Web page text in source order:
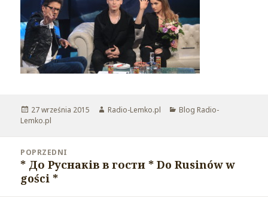
Opublikowano
27 września 2015 Autor
Radio-Lemko.pl Kategorie
Blog Radio-
Lemko.pl
wpisu
POPRZEDNI
Poprzedni
wpis:
* До Руснаків в гости * Do Rusinów w
gości *